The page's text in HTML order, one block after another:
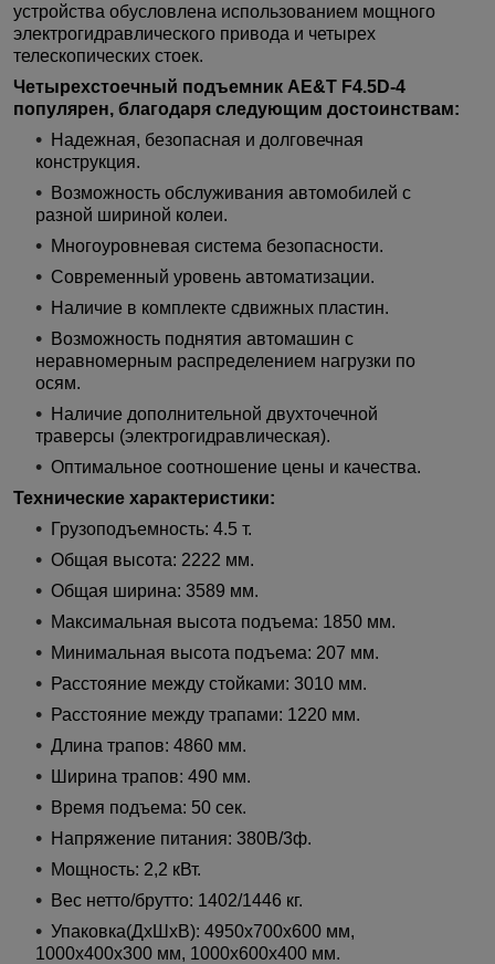
устройства обусловлена использованием мощного
электрогидравлического привода и четырех
телескопических стоек.
Четырехстоечный подъемник AE&T F4.5D-4
популярен, благодаря следующим достоинствам:
Надежная, безопасная и долговечная
конструкция.
Возможность обслуживания автомобилей с
разной шириной колеи.
Многоуровневая система безопасности.
Современный уровень автоматизации.
Наличие в комплекте сдвижных пластин.
Возможность поднятия автомашин с
неравномерным распределением нагрузки по
осям.
Наличие дополнительной двухточечной
траверсы (электрогидравлическая).
Оптимальное соотношение цены и качества.
Технические характеристики:
Грузоподъемность: 4.5 т.
Общая высота: 2222 мм.
Общая ширина: 3589 мм.
Максимальная высота подъема: 1850 мм.
Минимальная высота подъема: 207 мм.
Расстояние между стойками: 3010 мм.
Расстояние между трапами: 1220 мм.
Длина трапов: 4860 мм.
Ширина трапов: 490 мм.
Время подъема: 50 сек.
Напряжение питания: 380В/3ф.
Мощность: 2,2 кВт.
Вес нетто/брутто: 1402/1446 кг.
Упаковка(ДхШхВ): 4950х700х600 мм,
1000х400х300 мм, 1000х600х400 мм.